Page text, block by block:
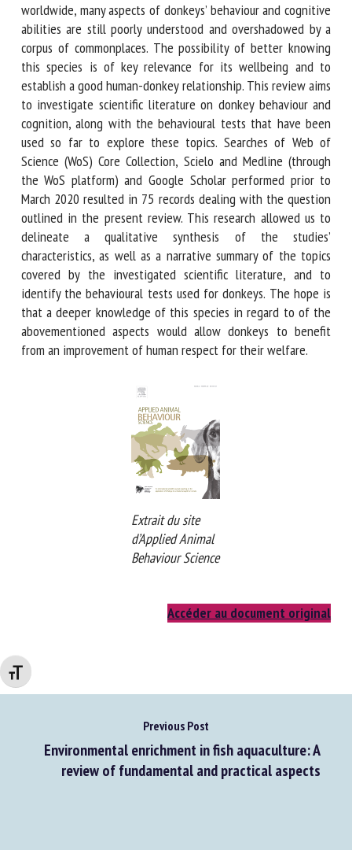
Changer la taille de la police
Résumé en anglais (original) : Despite their diffusion
worldwide, many aspects of donkeys’ behaviour and
cognitive abilities are still poorly understood and
overshadowed by a corpus of commonplaces. The possibility
of better knowing this species is of key relevance for its
wellbeing and to establish a good human-donkey
relationship. This review aims to investigate scientific
literature on donkey behaviour and cognition, along with
the behavioural tests that have been used so far to explore
these topics. Searches of Web of Science (WoS) Core
Collection, Scielo and Medline (through the WoS platform)
and Google Scholar performed prior to March 2020 resulted
in 75 records dealing with the question outlined in the
present review. This research allowed us to delineate a
qualitative synthesis of the studies’ characteristics, as well
as a narrative summary of the topics covered by the
investigated scientific literature, and to identify the
behavioural tests used for donkeys. The hope is that a
deeper knowledge of this species in regard to of the
from an improvement of human respect for their welfare.
Extrait du site
Previous Post